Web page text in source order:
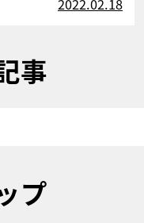
2022.02.18
事
プ